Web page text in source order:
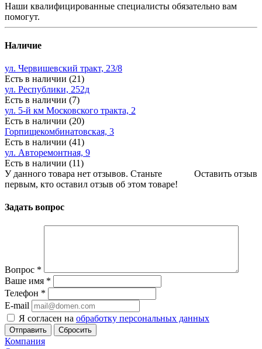
Наши квалифицированные специалисты обязательно вам
помогут.
Наличие
ул. Червишевский тракт, 23/8
Есть в наличии (21)
ул. Республики, 252д
Есть в наличии (7)
ул. 5-й км Московского тракта, 2
Есть в наличии (20)
Горпищекомбинатовская, 3
Есть в наличии (41)
ул. Авторемонтная, 9
Есть в наличии (11)
Оставить отзыв
У данного товара нет отзывов. Станьте
первым, кто оставил отзыв об этом товаре!
Задать вопрос
Вопрос *
Ваше имя *
Телефон *
E-mail
Я согласен на обработку персональных данных
Сбросить
Компания